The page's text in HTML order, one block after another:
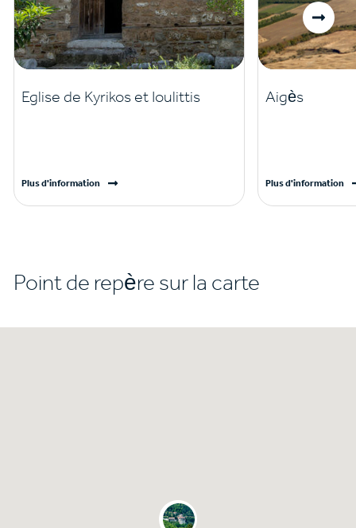
Eglise de Kyrikos et Ioulittis
Plus d'information
Aigès
Plus d'information
Point de repère sur la carte